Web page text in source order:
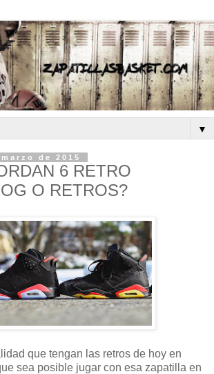
▼
de 2015
6 RETRO
O RETROS?
que tengan las retros de hoy en
sea posible jugar con esa zapatilla en